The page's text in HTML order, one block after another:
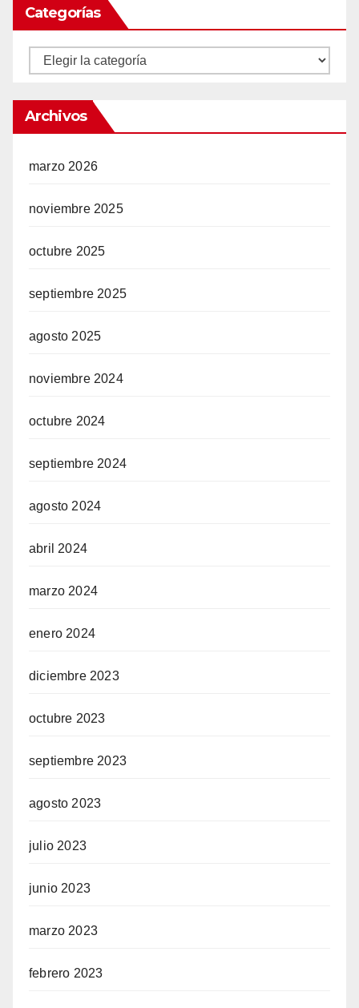
Categorías
Categorías
Archivos
marzo 2026
noviembre 2025
octubre 2025
septiembre 2025
agosto 2025
noviembre 2024
octubre 2024
septiembre 2024
agosto 2024
abril 2024
marzo 2024
enero 2024
diciembre 2023
octubre 2023
septiembre 2023
agosto 2023
julio 2023
junio 2023
marzo 2023
febrero 2023